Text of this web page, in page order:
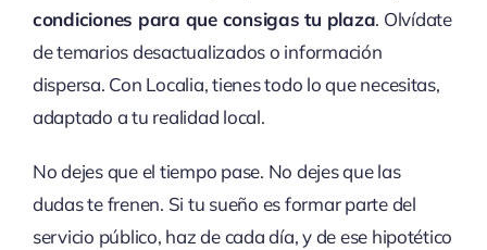
condiciones para que consigas tu plaza. Olvídate
de temarios desactualizados o información
dispersa. Con Localia, tienes todo lo que necesitas,
adaptado a tu realidad local.
No dejes que el tiempo pase. No dejes que las
dudas te frenen. Si tu sueño es formar parte del
servicio público, haz de cada día, y de ese hipotético